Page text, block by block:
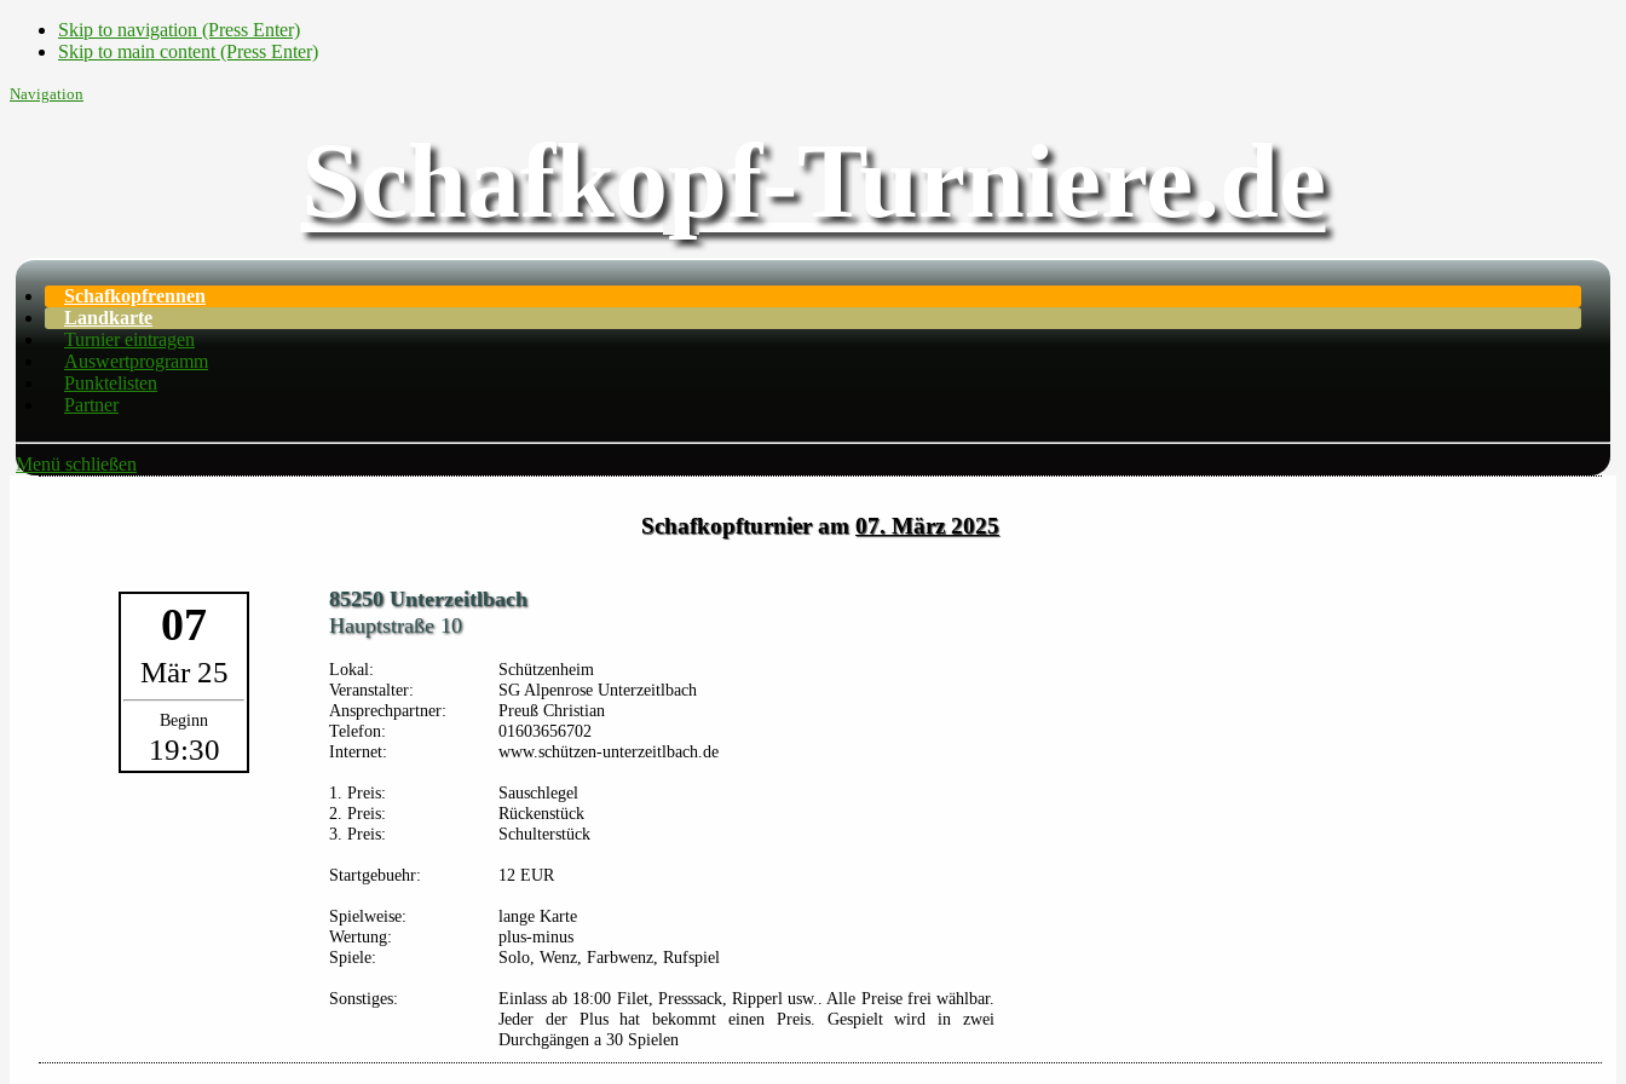
Skip to navigation (Press Enter)
Skip to main content (Press Enter)
Navigation
Schafkopf-Turniere.de
Schafkopfrennen
Landkarte
Turnier eintragen
Auswertprogramm
Punktelisten
Partner
Menü schließen
Schafkopfturnier am 07. März 2025
07
Mär 25
Beginn
19:30
85250 Unterzeitlbach
Hauptstraße 10
Lokal:
Schützenheim
Veranstalter:
SG Alpenrose Unterzeitlbach
Ansprechpartner:
Preuß Christian
Telefon:
01603656702
Internet:
www.schützen-unterzeitlbach.de
1. Preis:
Sauschlegel
2. Preis:
Rückenstück
3. Preis:
Schulterstück
Startgebuehr: 12 EUR
Spielweise:
lange Karte
Wertung:
plus-minus
Spiele:
Solo, Wenz, Farbwenz, Rufspiel
Sonstiges:
Einlass ab 18:00 Filet, Presssack, Ripperl usw.. Alle Preise frei wählbar.
Jeder der Plus hat bekommt einen Preis. Gespielt wird in zwei
Durchgängen a 30 Spielen